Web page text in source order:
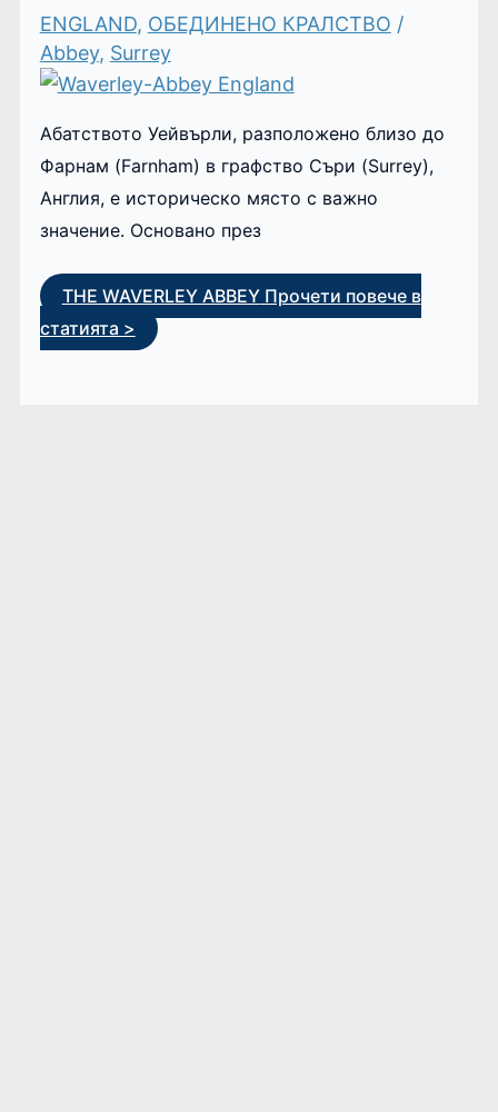
ENGLAND, ОБЕДИНЕНО КРАЛСТВО /
Abbey, Surrey
Абатството Уейвърли, разположено близо до
Фарнам (Farnham) в графство Съри (Surrey),
Англия, е историческо място с важно
значение. Основано през
THE WAVERLEY ABBEYПрочети повече в
статията >